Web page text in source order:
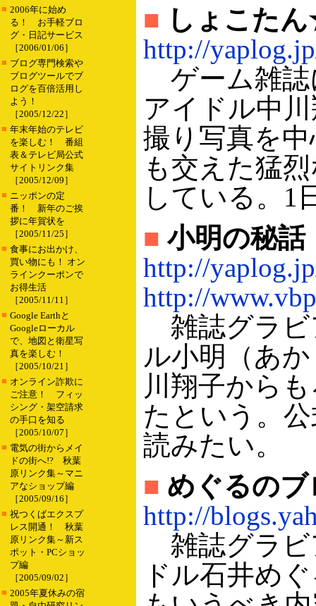
■ 2006年に始め
る！ お手軽ブロ
グ・日記サービス
［2006/01/06］
■ ブログ専門検索や
ブログツールでブ
ログを百倍活用し
よう！
［2005/12/22］
■ 年末年始のテレビ
を楽しむ！ 番組
表＆テレビ局公式
サイトリンク集
［2005/12/09］
■ ニッポンの定
番！ 新年のご挨
拶に年賀状を
［2005/11/25］
■ 食事にお出かけ、
買い物にも！ オン
ラインクーポンで
お得生活
［2005/11/11］
■ Google Earthと
Googleローカル
で、地図と衛星写
真を楽しむ！
［2005/10/21］
■ オンライン詐欺に
ご注意！ フィッ
シング・架空請求
の手口を知る
［2005/10/07］
■ 電気の街からメイ
ドの街へ!? 秋葉
原リンク集～マニ
アなショップ編
［2005/09/16］
■ 祝つくばエクスプ
レス開通！ 秋葉
原リンク集～新ス
ポット・PCショッ
プ編
［2005/09/02］
■ 2005年夏休みの宿
■ しょこた
http://
ゲーム雑誌
アイドル中
撮り写真を
も交えた猛
している。1
■小明の秘話
http://
http://
雑誌グラビ
ル小明（あ
川翔子から
たという。
読みたい。
■ めぐるのブ
http://
雑誌グラビ
ドル石井め